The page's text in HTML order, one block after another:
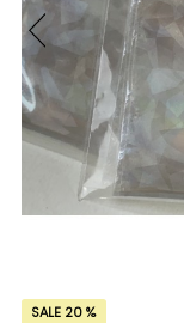
SALE 20 %